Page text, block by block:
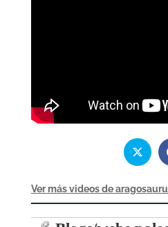
Ver más videos de